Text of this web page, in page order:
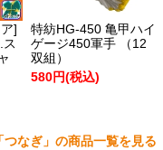
]
特紡HG-450 亀甲ハイ
ゲージ450軍手 （12
双組）
580円(税込)
「つなぎ」の商品一覧を見る